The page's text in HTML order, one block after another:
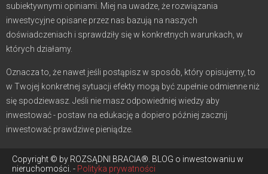
subiektywnymi opiniami. Miej na uwadze, że rozwiązania
inwestycyjne opisane przez nas bazują na naszych
doświadczeniach i sprawdziły się w konkretnych warunkach, w
których działamy.
Oznacza to, że nawet jeśli postąpisz w sposób, który opisujemy, to
w Twojej konkretnej sytuacji efekty mogą być zupełnie odmienne niż
się spodziewasz. Jeśli nie masz odpowiedniej wiedzy aby
inwestować - postaw na edukację a dopiero później zacznij
inwestować prawdziwe pieniądze.
Copyright © by ROZSĄDNI BRACIA®. BLOG o inwestowaniu w
nieruchomości. - Polityka prywatności